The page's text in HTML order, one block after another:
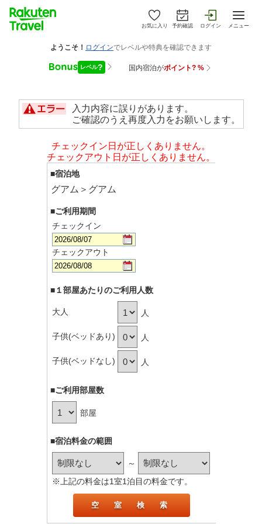
お気に入り 予約確認 ログイン メニュー
入力内容に誤りがあります。
ご確認のうえ再度入力をお願いします。
チェックイン日が正しくありません。
チェックアウト日が正しくありません。
■宿泊地
グアム＞グアム
■ご利用期間
チェックイン
チェックアウト
■１部屋あたりのご利用人数
大人 人
子供(ベッドあり) 人
子供(ベッドなし) 人
■ご利用部屋数
部屋
■宿泊料金の範囲
～
※上記の料金は1室1泊目の料金です。